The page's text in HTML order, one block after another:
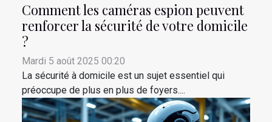
Comment les caméras espion peuvent
renforcer la sécurité de votre domicile
?
Mardi 5 août 2025 00:20
La sécurité à domicile est un sujet essentiel qui
préoccupe de plus en plus de foyers....